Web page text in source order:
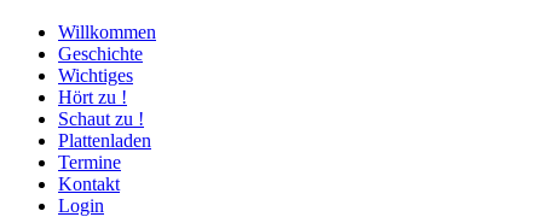
Willkommen
Geschichte
Wichtiges
Hört zu !
Schaut zu !
Plattenladen
Termine
Kontakt
Login